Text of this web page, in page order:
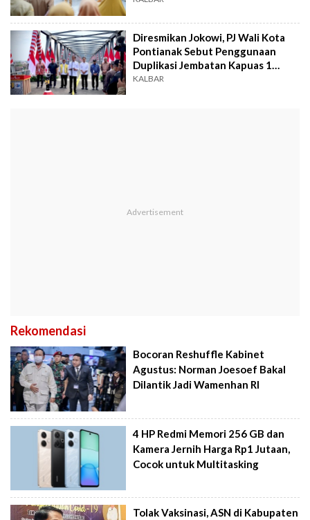
Diresmikan Jokowi, PJ Wali Kota
Pontianak Sebut Penggunaan
Duplikasi Jembatan Kapuas 1
Bakal Dibatasi
KALBAR
Rekomendasi
Bocoran Reshuffle Kabinet
Agustus: Norman Joesoef Bakal
Dilantik Jadi Wamenhan RI
4 HP Redmi Memori 256 GB dan
Kamera Jernih Harga Rp1 Jutaan,
Cocok untuk Multitasking
Tolak Vaksinasi, ASN di Kabupaten